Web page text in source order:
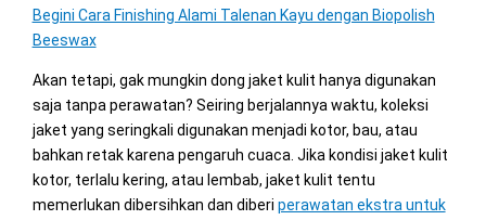
Begini Cara Finishing Alami Talenan Kayu dengan Biopolish
Beeswax
Akan tetapi, gak mungkin dong jaket kulit hanya digunakan
saja tanpa perawatan? Seiring berjalannya waktu, koleksi
jaket yang seringkali digunakan menjadi kotor, bau, atau
bahkan retak karena pengaruh cuaca. Jika kondisi jaket kulit
kotor, terlalu kering, atau lembab, jaket kulit tentu
memerlukan dibersihkan dan diberi perawatan ekstra untuk